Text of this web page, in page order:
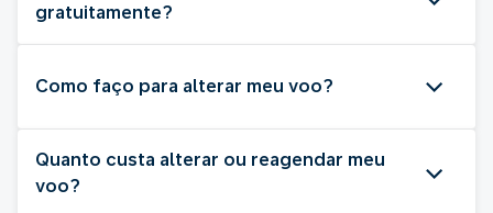
gratuitamente?
Como faço para alterar meu voo?
Quanto custa alterar ou reagendar meu
voo?